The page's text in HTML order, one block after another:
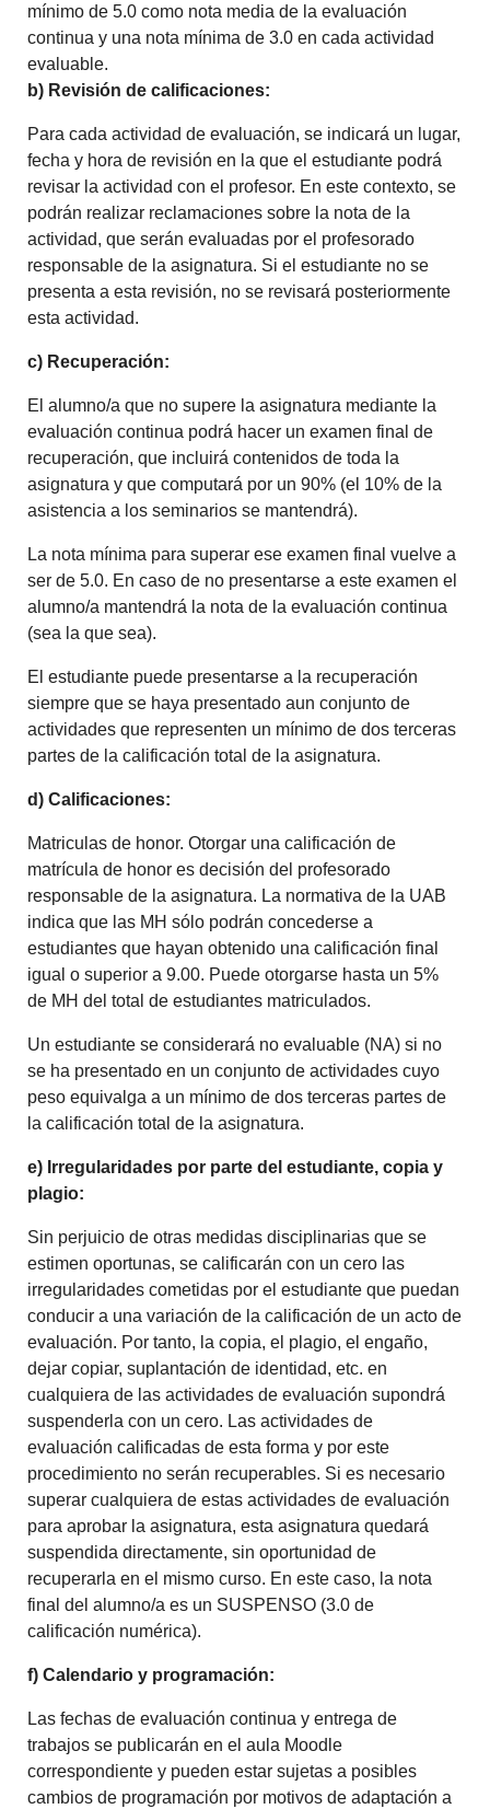
mínimo de 5.0 como nota media de la evaluación
continua y una nota mínima de 3.0 en cada actividad
evaluable.
b) Revisión de calificaciones:
Para cada actividad de evaluación, se indicará un lugar,
fecha y hora de revisión en la que el estudiante podrá
revisar la actividad con el profesor. En este contexto, se
podrán realizar reclamaciones sobre la nota de la
actividad, que serán evaluadas por el profesorado
responsable de la asignatura. Si el estudiante no se
presenta a esta revisión, no se revisará posteriormente
esta actividad.
c) Recuperación:
El alumno/a que no supere la asignatura mediante la
evaluación continua podrá hacer un examen final de
recuperación, que incluirá contenidos de toda la
asignatura y que computará por un 90% (el 10% de la
asistencia a los seminarios se mantendrá).
La nota mínima para superar ese examen final vuelve a
ser de 5.0. En caso de no presentarse a este examen el
alumno/a mantendrá la nota de la evaluación continua
(sea la que sea).
El estudiante puede presentarse a la recuperación
siempre que se haya presentado aun conjunto de
actividades que representen un mínimo de dos terceras
partes de la calificación total de la asignatura.
d) Calificaciones:
Matriculas de honor. Otorgar una calificación de
matrícula de honor es decisión del profesorado
responsable de la asignatura. La normativa de la UAB
indica que las MH sólo podrán concederse a
estudiantes que hayan obtenido una calificación final
igual o superior a 9.00. Puede otorgarse hasta un 5%
de MH del total de estudiantes matriculados.
Un estudiante se considerará no evaluable (NA) si no
se ha presentado en un conjunto de actividades cuyo
peso equivalga a un mínimo de dos terceras partes de
la calificación total de la asignatura.
e) Irregularidades por parte del estudiante, copia y
plagio:
Sin perjuicio de otras medidas disciplinarias que se
estimen oportunas, se calificarán con un cero las
irregularidades cometidas por el estudiante que puedan
conducir a una variación de la calificación de un acto de
evaluación. Por tanto, la copia, el plagio, el engaño,
dejar copiar, suplantación de identidad, etc. en
cualquiera de las actividades de evaluación supondrá
suspenderla con un cero. Las actividades de
evaluación calificadas de esta forma y por este
procedimiento no serán recuperables. Si es necesario
superar cualquiera de estas actividades de evaluación
para aprobar la asignatura, esta asignatura quedará
suspendida directamente, sin oportunidad de
recuperarla en el mismo curso. En este caso, la nota
final del alumno/a es un SUSPENSO (3.0 de
calificación numérica).
f) Calendario y programación:
Las fechas de evaluación continua y entrega de
trabajos se publicarán en el aula Moodle
correspondiente y pueden estar sujetas a posibles
cambios de programación por motivos de adaptación a